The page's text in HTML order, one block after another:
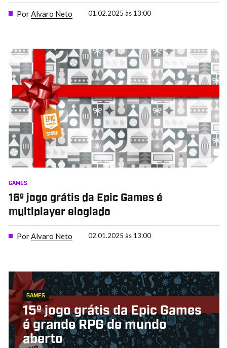
PorAlvaro Neto 01.02.2025 às 13:00
GAMES
16º jogo grátis da Epic Games é
multiplayer elogiado
PorAlvaro Neto 02.01.2025 às 13:00
GAMES
15º jogo grátis da Epic Games
é grande RPG de mundo
aberto